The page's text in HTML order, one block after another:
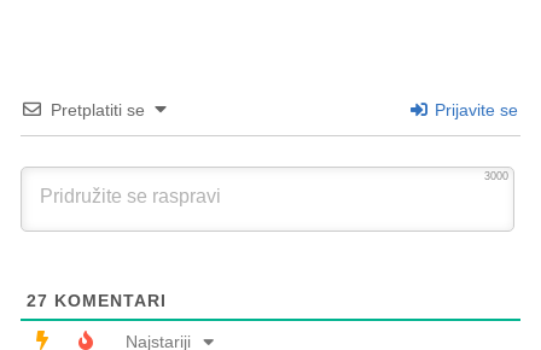
Pretplatiti se Prijavite se
3000
27 KOMENTARI
Najstariji